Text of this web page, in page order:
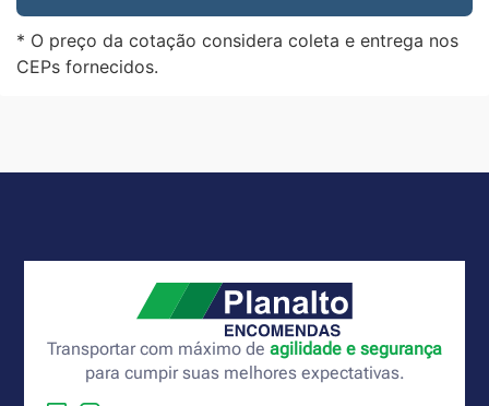
* O preço da cotação considera coleta e entrega nos
CEPs fornecidos.
Transportar com máximo de agilidade e segurança
para cumpir suas melhores expectativas.